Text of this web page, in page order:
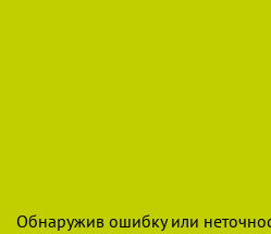
Обнаружив ошибку или